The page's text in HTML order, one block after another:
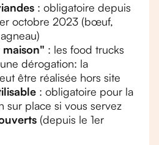
: obligatoire depuis
octobre 2023 (bœuf,
: les food trucks
dérogation: la
être réalisée hors site
: obligatoire pour la
sur place si vous servez
(depuis le 1er